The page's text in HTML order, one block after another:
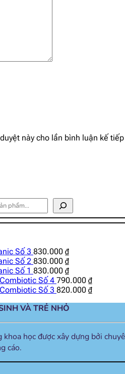
này cho lần bình luận kế
Số 3 830.000 ₫
Số 2 830.000 ₫
Số 1 830.000 ₫
Số 4 790.000 ₫
Số 3 820.000 ₫
VÀ TRẺ NHỎ
học được xây dựng bởi
cáo.